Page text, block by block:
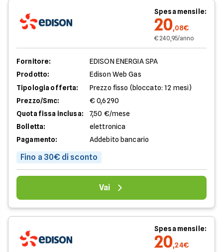
Spesa mensile:
20,08€
€ 240,95/anno
Fornitore:
EDISON ENERGIA SPA
Prodotto:
Edison Web Gas
Tipologia offerta:
Prezzo fisso (bloccato: 12 mesi)
Prezzo/Smc:
€ 0,6290
Quota fissa inclusa:
7,50 €/mese
Bolletta:
elettronica
Pagamento:
Addebito bancario
Fino a 30€ di sconto
Vai
Spesa mensile:
20,24€